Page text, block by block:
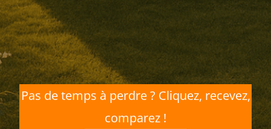
Pas de temps à perdre ? Cliquez, recevez,
comparez !